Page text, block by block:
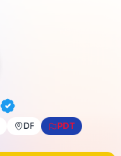
DF PDT